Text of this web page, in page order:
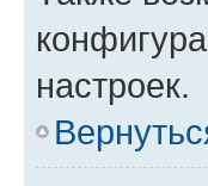
настроек.